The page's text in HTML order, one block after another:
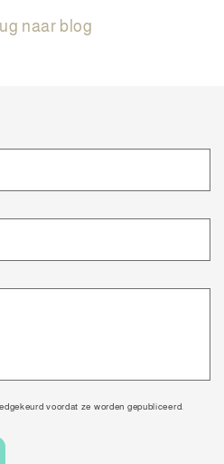
naar blog
voordat ze worden gepubliceerd.